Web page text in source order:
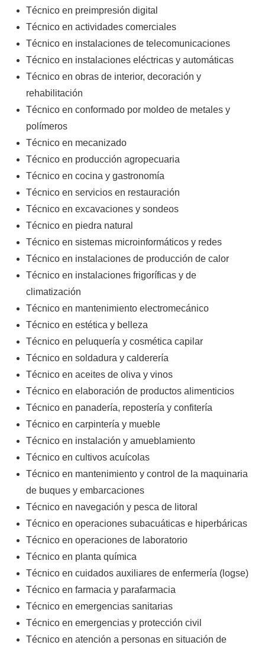
Técnico en preimpresión digital
Técnico en actividades comerciales
Técnico en instalaciones de telecomunicaciones
Técnico en instalaciones eléctricas y automáticas
Técnico en obras de interior, decoración y
rehabilitación
Técnico en conformado por moldeo de metales y
polímeros
Técnico en mecanizado
Técnico en producción agropecuaria
Técnico en cocina y gastronomía
Técnico en servicios en restauración
Técnico en excavaciones y sondeos
Técnico en piedra natural
Técnico en sistemas microinformáticos y redes
Técnico en instalaciones de producción de calor
Técnico en instalaciones frigoríficas y de
climatización
Técnico en mantenimiento electromecánico
Técnico en estética y belleza
Técnico en peluquería y cosmética capilar
Técnico en soldadura y calderería
Técnico en aceites de oliva y vinos
Técnico en elaboración de productos alimenticios
Técnico en panadería, repostería y confitería
Técnico en carpintería y mueble
Técnico en instalación y amueblamiento
Técnico en cultivos acuícolas
Técnico en mantenimiento y control de la maquinaria
de buques y embarcaciones
Técnico en navegación y pesca de litoral
Técnico en operaciones subacuáticas e hiperbáricas
Técnico en operaciones de laboratorio
Técnico en planta química
Técnico en cuidados auxiliares de enfermería (logse)
Técnico en farmacia y parafarmacia
Técnico en emergencias sanitarias
Técnico en emergencias y protección civil
Técnico en atención a personas en situación de